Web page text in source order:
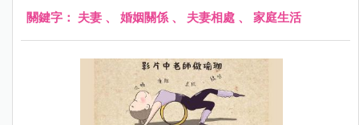
關鍵字： 夫妻 、 婚姻關係 、 夫妻相處 、 家庭生活